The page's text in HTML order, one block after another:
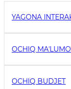
YAGONA
OCHIQ
OCHIQ BUDJET